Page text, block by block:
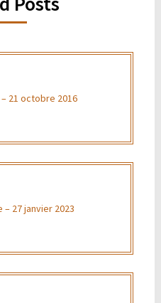
21 octobre 2016
27 janvier 2023